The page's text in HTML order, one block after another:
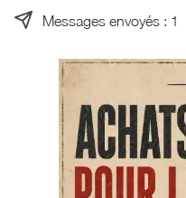
Messages envoyés : 1